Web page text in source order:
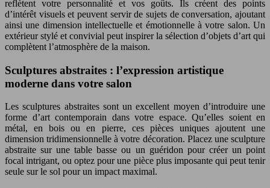
reflètent votre personnalité et vos goûts. Ils créent des points
d’intérêt visuels et peuvent servir de sujets de conversation, ajoutant
ainsi une dimension intellectuelle et émotionnelle à votre salon. Un
extérieur stylé et convivial peut inspirer la sélection d’objets d’art qui
complètent l’atmosphère de la maison.
Sculptures abstraites : l’expression artistique
moderne dans votre salon
Les sculptures abstraites sont un excellent moyen d’introduire une
forme d’art contemporain dans votre espace. Qu’elles soient en
métal, en bois ou en pierre, ces pièces uniques ajoutent une
dimension tridimensionnelle à votre décoration. Placez une sculpture
abstraite sur une table basse ou un guéridon pour créer un point
focal intrigant, ou optez pour une pièce plus imposante qui peut tenir
seule sur le sol pour un impact maximal.